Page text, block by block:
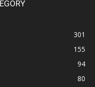
301
155
94
80